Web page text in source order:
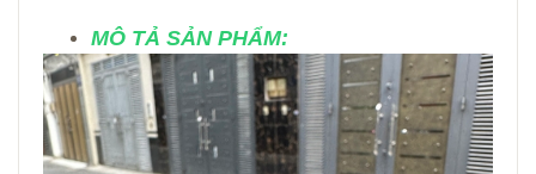
MÔ TẢ SẢN PHẨM: